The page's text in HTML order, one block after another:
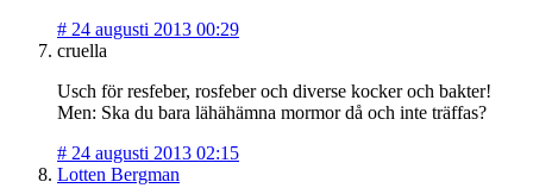
# 24 augusti 2013 00:29
cruella
Usch för resfeber, rosfeber och diverse kocker och bakter!
Men: Ska du bara lähähämna mormor då och inte träffas?
# 24 augusti 2013 02:15
Lotten Bergman